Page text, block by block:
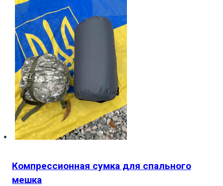
Компрессионная сумка для спального
мешка